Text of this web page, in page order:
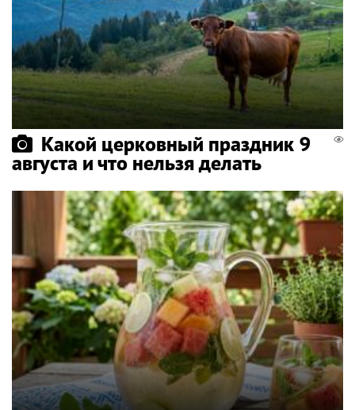
Какой церковный праздник 9
августа и что нельзя делать